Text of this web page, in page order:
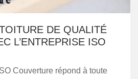
DE QUALITÉ
L’ENTREPRISE ISO
Couverture répond à toute